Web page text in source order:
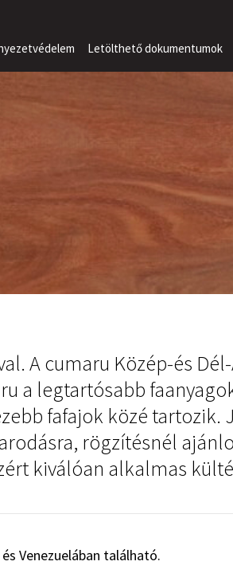
Letölthető dokumentumok
A cumaru Közép-és
a legtartósabb
fafajok közé
rögzítésnél
kiválóan alkalmas
Venezuelában található.